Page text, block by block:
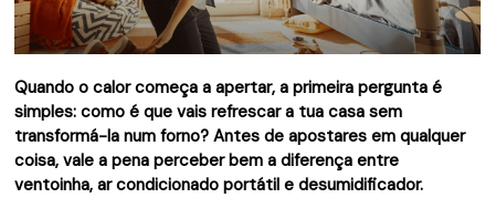
Quando o calor começa a apertar, a primeira pergunta é
simples: como é que vais refrescar a tua casa sem
transformá-la num forno? Antes de apostares em qualquer
coisa, vale a pena perceber bem a diferença entre
ventoinha, ar condicionado portátil e desumidificador.